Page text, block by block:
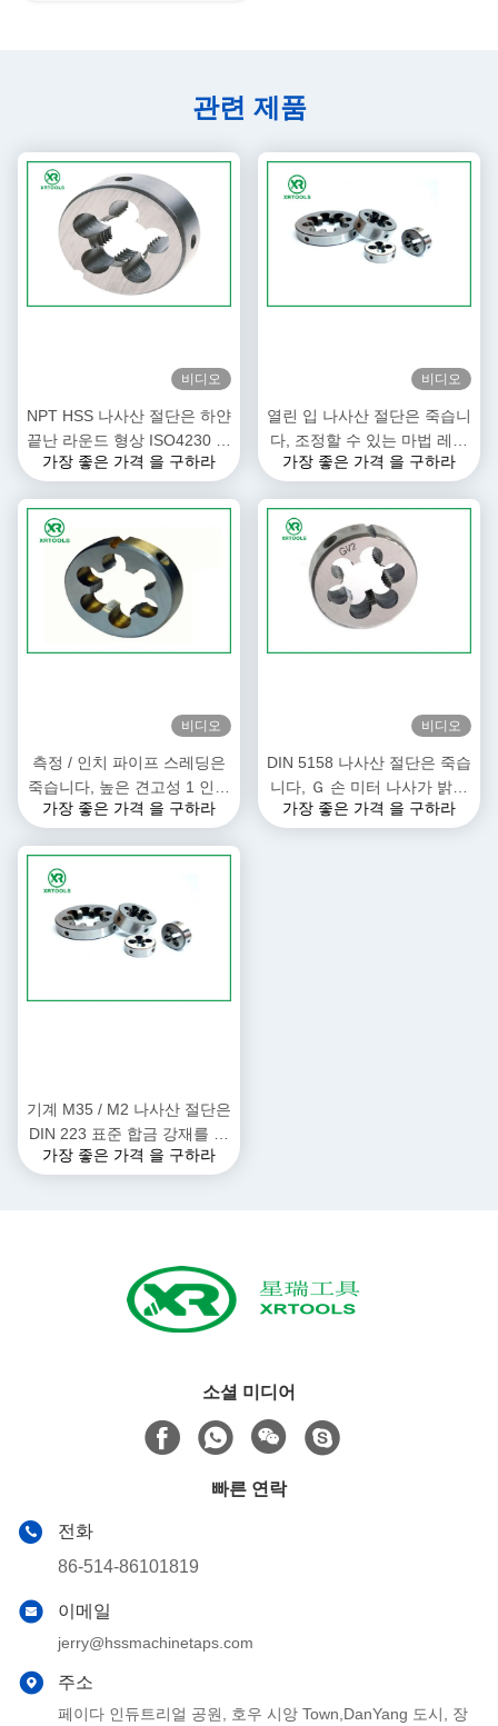
관련 제품
비디오
NPT HSS 나사산 절단은 하얀
끝난 라운드 형상 ISO4230 승
인으로 죽습니다
가장 좋은 가격 을 구하라
비디오
열린 입 나사산 절단은 죽습니
다, 조정할 수 있는 마법 레스
레딩이 잘리는 것 죽습니다
가장 좋은 가격 을 구하라
비디오
측정 / 인치 파이프 스레딩은
죽습니다, 높은 견고성 1 인치
다이 TIAIN이 코팅했습니다
가장 좋은 가격 을 구하라
비디오
DIN 5158 나사산 절단은 죽습
니다, Ｇ 손 미터 나사가 밝은
표면을 죽습니다
가장 좋은 가격 을 구하라
기계 M35 / M2 나사산 절단은
DIN 223 표준 합금 강재를 죽
습니다
가장 좋은 가격 을 구하라
소셜 미디어
빠른 연락
전화
86-514-86101819
이메일
jerry@hssmachinetaps.com
주소
페이다 인듀트리얼 공원, 호우 시앙 Town,DanYang 도시, 장